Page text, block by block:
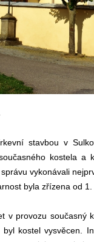
stavbou v
kostela a
vykonávali
byla zřízena od
v provozu současný
kostel vysvěcen.